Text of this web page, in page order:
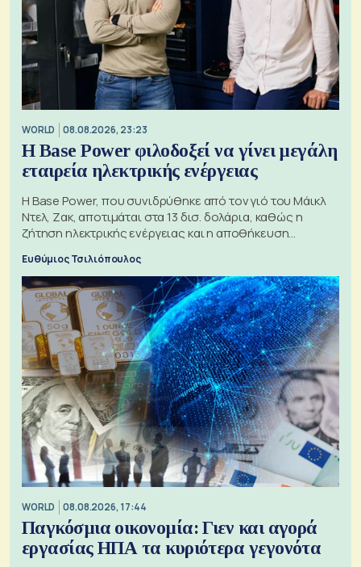
WORLD 08.08.2026, 23:23
Η Base Power φιλοδοξεί να γίνει μεγάλη
εταιρεία ηλεκτρικής ενέργειας
Η Base Power, που συνιδρύθηκε από τον γιό του Μάικλ
Ντελ, Ζακ, αποτιμάται στα 13 δισ. δολάρια, καθώς η
ζήτηση ηλεκτρικής ενέργειας και η αποθήκευση
μπαταριών αυξάνονται
Ευθύμιος Τσιλιόπουλος
WORLD 08.08.2026, 17:44
Παγκόσμια οικονομία: Γιεν και αγορά
εργασίας ΗΠΑ τα κυριότερα γεγονότα